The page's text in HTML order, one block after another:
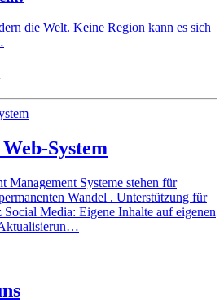
die Welt. Keine Region kann es sich
System
Management Systeme stehen für
Wandel . Unterstützung für
Social Media: Eigene Inhalte auf eigenen